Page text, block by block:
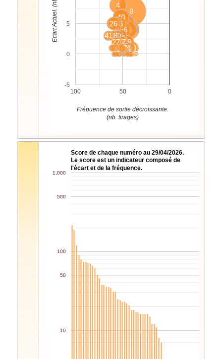
8
22
15
42
43
4
35
40
55
46
3
12
26
33
39
1
25
6
13
30
36
47
7
38
41
44
51
2
21
27
28
3134
37
5
9
100 50 0
-5
0
5
Fréquence de sortie décroissante.
(nb. tirages)
Score de chaque numéro au 29/04/2026.
Le score est un indicateur composé de
l'écart et de la fréquence.
10
50
100
500
1,000